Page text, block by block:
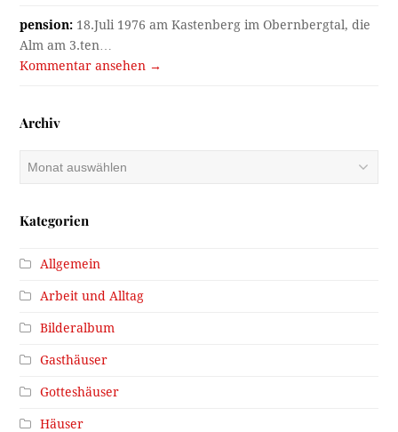
pension: 18.Juli 1976 am Kastenberg im Obernbergtal, die
Alm am 3.ten…
Kommentar ansehen →
Archiv
Kategorien
Allgemein
Arbeit und Alltag
Bilderalbum
Gasthäuser
Gotteshäuser
Häuser